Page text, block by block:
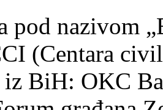
pod nazivom
(Centara
iz BiH: OKC